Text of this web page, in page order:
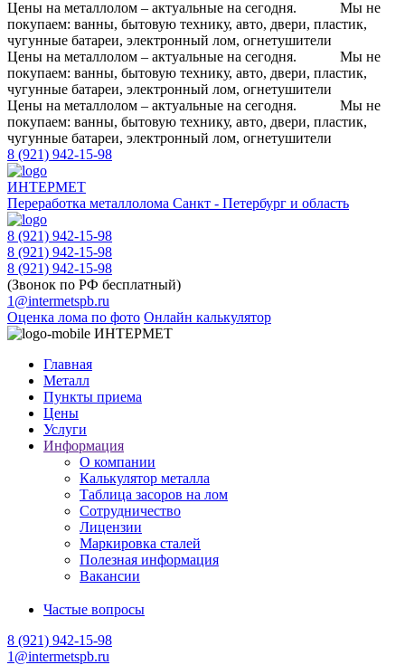
Цены на металлолом – актуальные на сегодня.
Мы не
покупаем: ванны, бытовую технику, авто, двери, пластик,
чугунные батареи, электронный лом, огнетушители
Цены на металлолом – актуальные на сегодня.
Мы не
покупаем: ванны, бытовую технику, авто, двери, пластик,
чугунные батареи, электронный лом, огнетушители
Цены на металлолом – актуальные на сегодня.
Мы не
покупаем: ванны, бытовую технику, авто, двери, пластик,
чугунные батареи, электронный лом, огнетушители
8 (921) 942-15-98
ИНТЕРМЕТ
Переработка металлолома Санкт - Петербург и область
8 (921) 942-15-98
8 (921) 942-15-98
8 (921) 942-15-98
(Звонок по РФ бесплатный)
1@intermetspb.ru
Оценка лома по фото Онлайн калькулятор
ИНТЕРМЕТ
Главная
Металл
Пункты приема
Цены
Услуги
Информация
О компании
Калькулятор металла
Таблица засоров на лом
Сотрудничество
Лицензии
Маркировка сталей
Полезная информация
Вакансии
Частые вопросы
8 (921) 942-15-98
1@intermetspb.ru